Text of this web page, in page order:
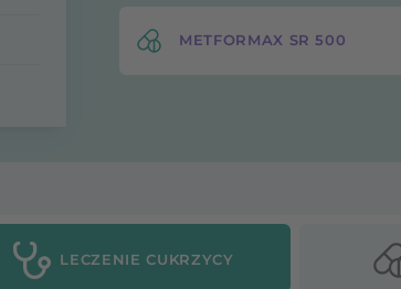
METFORMAX SR 500
LECZENIE CUKRZYCY